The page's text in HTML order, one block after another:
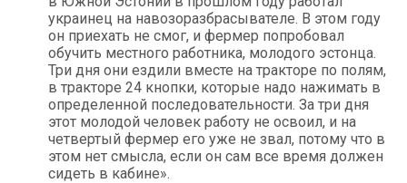
украинец на навозоразбрасывателе. В этом году
он приехать не смог, и фермер попробовал
обучить местного работника, молодого эстонца.
Три дня они ездили вместе на тракторе по полям,
в тракторе 24 кнопки, которые надо нажимать в
определенной последовательности. За три дня
этот молодой человек работу не освоил, и на
четвертый фермер его уже не звал, потому что в
этом нет смысла, если он сам все время должен
сидеть в кабине».